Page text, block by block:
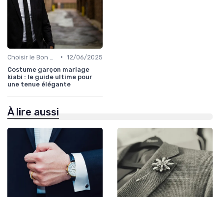
• 12/06/2025
Costume garçon mariage
kiabi : le guide ultime pour
une tenue élégante
À lire aussi